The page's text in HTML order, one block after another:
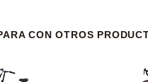
CON OTROS